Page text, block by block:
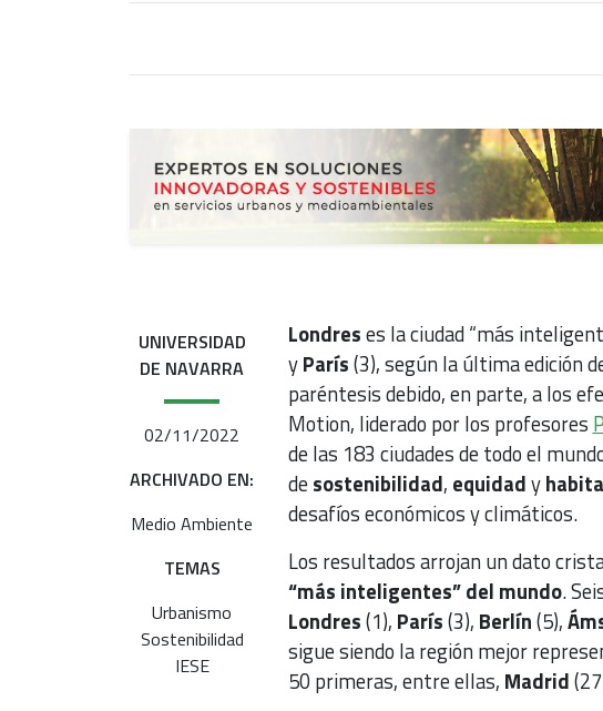
UNIVERSIDAD
DE NAVARRA
02/11/2022
ARCHIVADO EN:
Medio Ambiente
TEMAS
Urbanismo
Sostenibilidad
IESE
Londreses la ciudad “más
yParís(3), según la última edición
paréntesis debido, en parte, a los
Motion, liderado por los profesores
de las 183 ciudades de todo el
desostenibilidad, equidady
desafíos económicos y climáticos.
Los resultados arrojan un dato
“más inteligentes” del mundo.
Londres(1), París(3), Berlín(5),
sigue siendo la región mejor
50 primeras, entre ellas, Madrid